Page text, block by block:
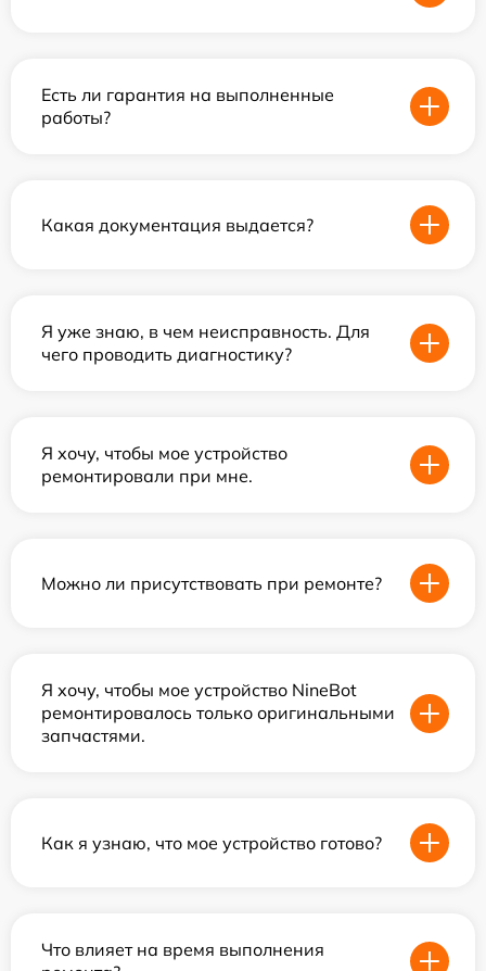
Есть ли гарантия на выполненные
работы?
Какая документация выдается?
Я уже знаю, в чем неисправность. Для
чего проводить диагностику?
Я хочу, чтобы мое устройство
ремонтировали при мне.
Можно ли присутствовать при ремонте?
Я хочу, чтобы мое устройство NineBot
ремонтировалось только оригинальными
запчастями.
Как я узнаю, что мое устройство готово?
Что влияет на время выполнения